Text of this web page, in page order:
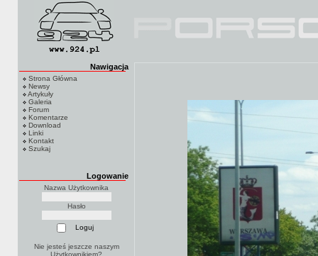
Nawigacja
Strona Główna
Newsy
Artykuły
Galeria
Forum
Komentarze
Download
Linki
Kontakt
Szukaj
Logowanie
Nazwa Użytkownika
Hasło
Nie jesteś jeszcze naszym
Użytkownikiem?